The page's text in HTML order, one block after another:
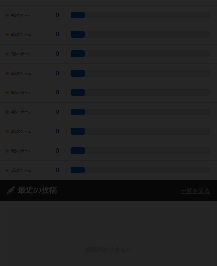
9点のゲーム 0
8点のゲーム 0
7点のゲーム 0
6点のゲーム 0
5点のゲーム 0
4点のゲーム 0
3点のゲーム 0
2点のゲーム 0
1点のゲーム 0
最近の投稿